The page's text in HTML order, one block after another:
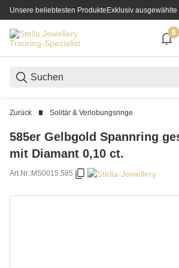
Unsere beliebtesten ProdukteExklusiv ausgewählte
6
6
Zurück Solitär & Verlobungsringe
585er Gelbgold Spannring
mit Diamant 0,10 ct.
Art.Nr.:MS0015.585